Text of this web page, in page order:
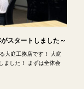
スタートしました～
大庭工務店です！ 大庭
ました！ まずは全体会